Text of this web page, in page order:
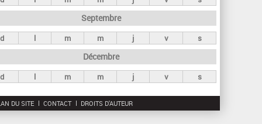
Septembre
d l m m j v s
Décembre
d l m m j v s
DU SITE CONTACT DROITS D'AUTEUR